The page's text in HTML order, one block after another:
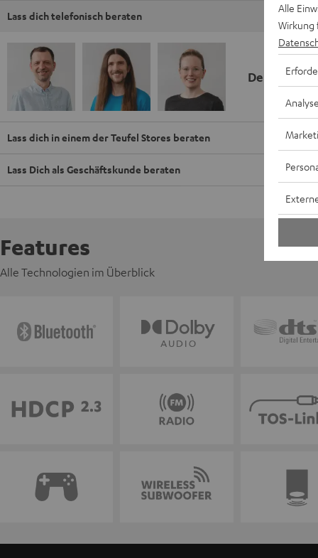
Lass dich telefonisch beraten
Deine
Lass dich in einem der Teufel Stores beraten
Lass Dich als Geschäftskunde beraten
Features
Alle Technologien im Überblick
Alle
Wirkung
Analyse